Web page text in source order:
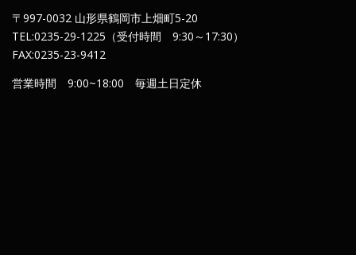
〒997-0032 山形県鶴岡市上畑町5-20
TEL:0235-29-1225（受付時間 9:30～17:30）
FAX:0235-23-9412
営業時間 9:00~18:00 毎週土日定休